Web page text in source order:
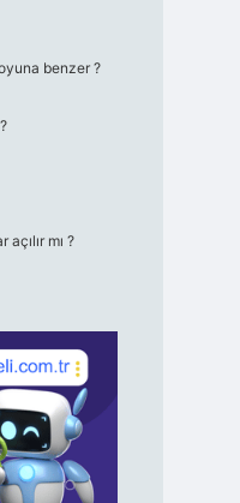
benzer ?
mı ?